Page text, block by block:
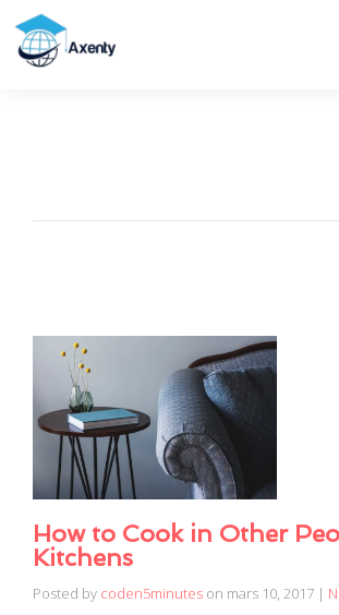
How to Cook in Other
Kitchens
Posted by coden5minutes on mars 10, 2017 |